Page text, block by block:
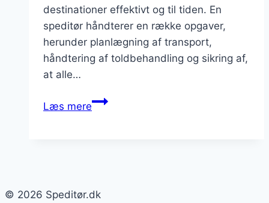
destinationer effektivt og til tiden. En
speditør håndterer en række opgaver,
herunder planlægning af transport,
håndtering af toldbehandling og sikring af,
at alle…
Læs mereSpeditør
muligheder
© 2026 Speditør.dk